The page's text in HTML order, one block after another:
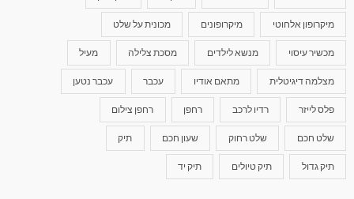
מיקרופון אלחוטי מיקרופונים מכונית על שלט
מכשיר עיסוי מנשא לילדים מסכת צלילה מעיל
מצלמה דיגיטלית מתאם אודיו עכבר עכבר נטען
פלס לייזר רדיו לרכב רחפן רחפן צילום
שלט חכם שלט רחוק שעון חכם תיק
תיק גדול תיק טיולים תיק יד